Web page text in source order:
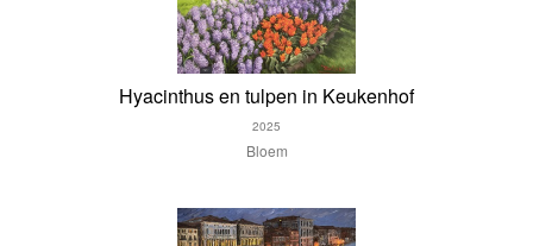
Hyacinthus en tulpen in Keukenhof
2025
Bloem